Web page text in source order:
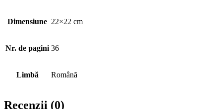
Dimensiune 22×22 cm
Nr. de pagini 36
Limbă Română
Recenzii (0)